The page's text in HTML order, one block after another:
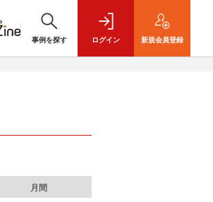
事例を探す ログイン 新規会員登録
月間